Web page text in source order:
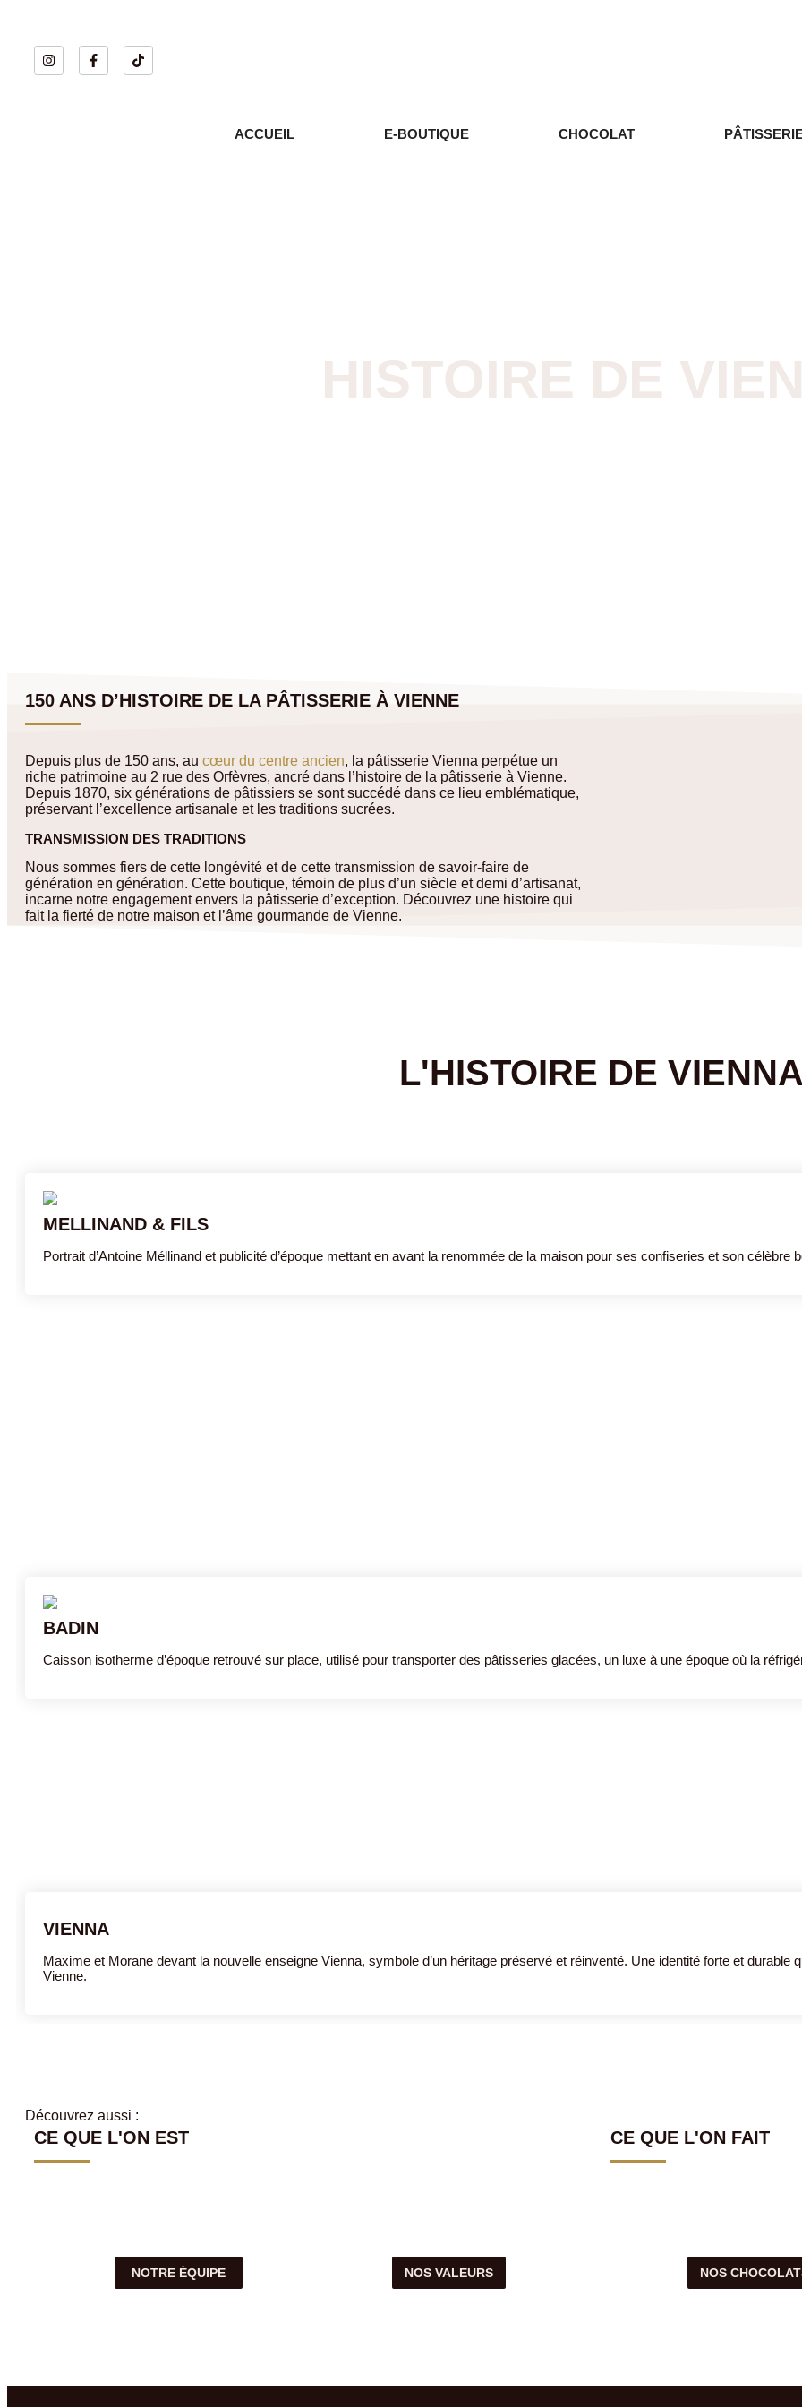
ACCUEIL E-BOUTIQUE CHOCOLAT
HISTOIRE DE
150 ANS D’HISTOIRE DE LA PÂTISSERIE À VIENNE
Depuis plus de 150 ans, au cœur du centre ancien, la pâtisserie Vienna perpétue un
riche patrimoine au 2 rue des Orfèvres, ancré dans l’histoire de la pâtisserie à Vienne.
Depuis 1870, six générations de pâtissiers se sont succédé dans ce lieu emblématique,
préservant l’excellence artisanale et les traditions sucrées.
TRANSMISSION DES TRADITIONS
Nous sommes fiers de cette longévité et de cette transmission de savoir-faire de
génération en génération. Cette boutique, témoin de plus d’un siècle et demi d’artisanat,
incarne notre engagement envers la pâtisserie d’exception. Découvrez une histoire qui
fait la fierté de notre maison et l’âme gourmande de Vienne.
L'HISTOIRE DE VIENNA
MELLINAND & FILS
Portrait d’Antoine Méllinand et publicité d’époque mettant en avant la renommée de la maison pour ses confiseries et son célèbre
BADIN
Caisson isotherme d’époque retrouvé sur place, utilisé pour transporter des pâtisseries glacées, un luxe à une époque où la
VIENNA
Maxime et Morane devant la nouvelle enseigne Vienna, symbole d’un héritage préservé et réinventé. Une identité forte et durable
Vienne.
Découvrez aussi :
CE QUE L'ON EST
NOTRE ÉQUIPE NOS VALEURS
CE QUE L'ON FAIT
NOS